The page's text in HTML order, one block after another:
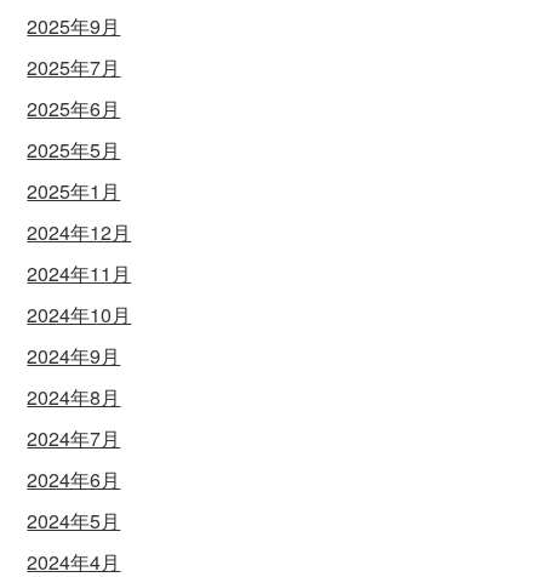
2025年9月
2025年7月
2025年6月
2025年5月
2025年1月
2024年12月
2024年11月
2024年10月
2024年9月
2024年8月
2024年7月
2024年6月
2024年5月
2024年4月